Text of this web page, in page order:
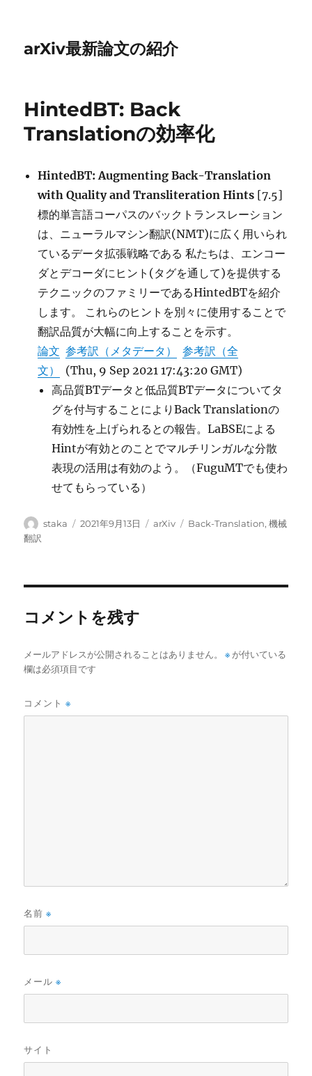
arXiv最新論文の紹介
HintedBT: Back
Translationの効率化
HintedBT: Augmenting Back-Translation
with Quality and Transliteration Hints [7.5]
標的単言語コーパスのバックトランスレーション
は、ニューラルマシン翻訳(NMT)に広く用いられ
ているデータ拡張戦略である 私たちは、エンコー
ダとデコーダにヒント(タグを通して)を提供する
テクニックのファミリーであるHintedBTを紹介
します。 これらのヒントを別々に使用することで
翻訳品質が大幅に向上することを示す。
論文 参考訳（メタデータ）
参考訳（全
文）
(Thu, 9 Sep 2021 17:43:20 GMT)
高品質BTデータと低品質BTデータについてタ
グを付与することによりBack Translationの
有効性を上げられるとの報告。LaBSEによる
Hintが有効とのことでマルチリンガルな分散
表現の活用は有効のよう。（FuguMTでも使わ
せてもらっている）
投
staka
投
2021年9月13日
カ
arXiv
タ
Back-Translation,機械
翻訳
コメントを残す
メールアドレスが公開されることはありません。 ※ が付いている
欄は必須項目です
コメント※
名前※
メール※
サイト